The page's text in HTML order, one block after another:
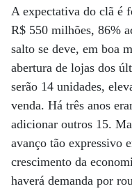
A expectativa do clã é
R$ 550 milhões, 86%
salto se deve, em boa
abertura de lojas dos
serão 14 unidades,
venda. Há três anos
adicionar outros 15.
avanço tão expressivo
crescimento da
haverá demanda por